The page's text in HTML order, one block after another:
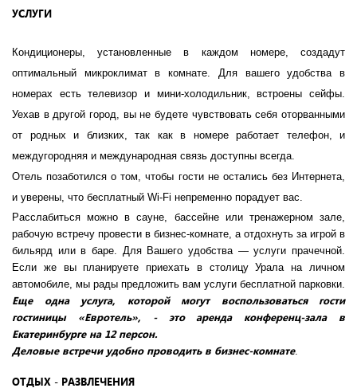
УСЛУГИ
Кондиционеры, установленные в каждом номере, создадут
оптимальный микроклимат в комнате. Для вашего удобства в
номерах есть телевизор и мини-холодильник, встроены сейфы.
Уехав в другой город, вы не будете чувствовать себя оторванными
от родных и близких, так как в номере работает телефон, и
междугородняя и международная связь доступны всегда.
Отель позаботился о том, чтобы гости не остались без Интернета,
и уверены, что бесплатный Wi-Fi непременно порадует вас.
Расслабиться можно в сауне, бассейне или тренажерном зале,
рабочую встречу провести в бизнес-комнате, а отдохнуть за игрой в
бильярд или в баре. Для Вашего удобства — услуги прачечной.
Если же вы планируете приехать в столицу Урала на личном
автомобиле, мы рады предложить вам услуги бесплатной парковки.
Еще одна услуга, которой могут воспользоваться гости
гостиницы «Евротель», - это аренда конференц-зала в
Екатеринбурге на 12 персон.
Деловые встречи удобно проводить в бизнес-комнате.
ОТДЫХ - РАЗВЛЕЧЕНИЯ